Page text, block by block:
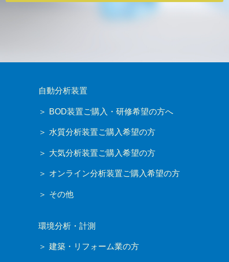
自動分析装置
BOD装置ご購入・研修希望の方へ
水質分析装置ご購入希望の方
大気分析装置ご購入希望の方
オンライン分析装置ご購入希望の方
その他
環境分析・計測
建築・リフォーム業の方